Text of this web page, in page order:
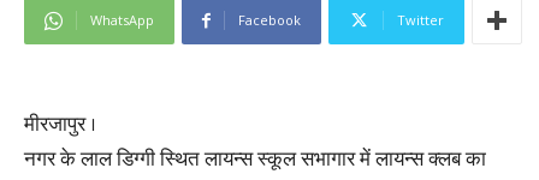
WhatsApp Facebook Twitter
मीरजापुर ।
नगर के लाल डिग्गी स्थित लायन्स स्कूल सभागार में लायन्स क्लब का